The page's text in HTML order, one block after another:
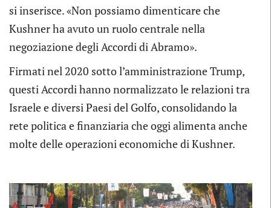
si inserisce. «Non possiamo dimenticare che
Kushner ha avuto un ruolo centrale nella
negoziazione degli Accordi di Abramo».
Firmati nel 2020 sotto l’amministrazione Trump,
questi Accordi hanno normalizzato le relazioni tra
Israele e diversi Paesi del Golfo, consolidando la
rete politica e finanziaria che oggi alimenta anche
molte delle operazioni economiche di Kushner.